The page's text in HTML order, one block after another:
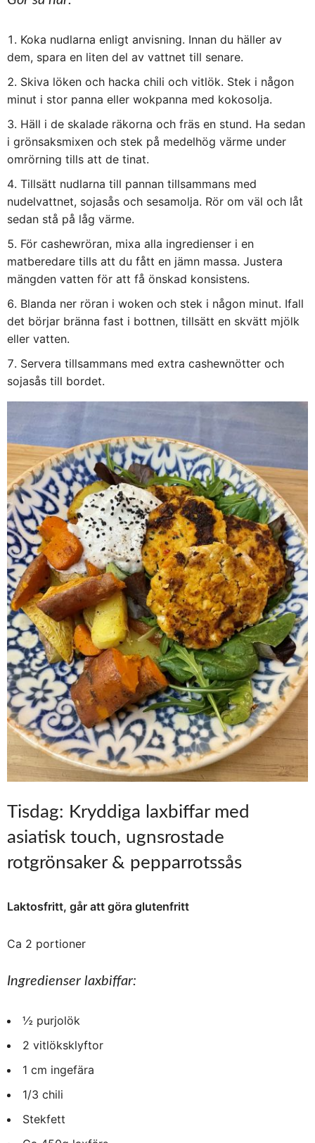
Koka nudlarna enligt anvisning. Innan du häller av
dem, spara en liten del av vattnet till senare.
Skiva löken och hacka chili och vitlök. Stek i någon
minut i stor panna eller wokpanna med kokosolja.
Häll i de skalade räkorna och fräs en stund. Ha sedan
i grönsaksmixen och stek på medelhög värme under
omrörning tills att de tinat.
Tillsätt nudlarna till pannan tillsammans med
nudelvattnet, sojasås och sesamolja. Rör om väl och låt
sedan stå på låg värme.
För cashewröran, mixa alla ingredienser i en
matberedare tills att du fått en jämn massa. Justera
mängden vatten för att få önskad konsistens.
Blanda ner röran i woken och stek i någon minut. Ifall
det börjar bränna fast i bottnen, tillsätt en skvätt mjölk
eller vatten.
Servera tillsammans med extra cashewnötter och
sojasås till bordet.
Tisdag: Kryddiga laxbiffar med
asiatisk touch, ugnsrostade
rotgrönsaker & pepparrotssås
Laktosfritt, går att göra glutenfritt
Ca 2 portioner
Ingredienser laxbiffar:
½ purjolök
2 vitlöksklyftor
1 cm ingefära
1/3 chili
Stekfett